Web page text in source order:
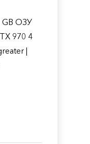
GB ОЗУ
970 4
|